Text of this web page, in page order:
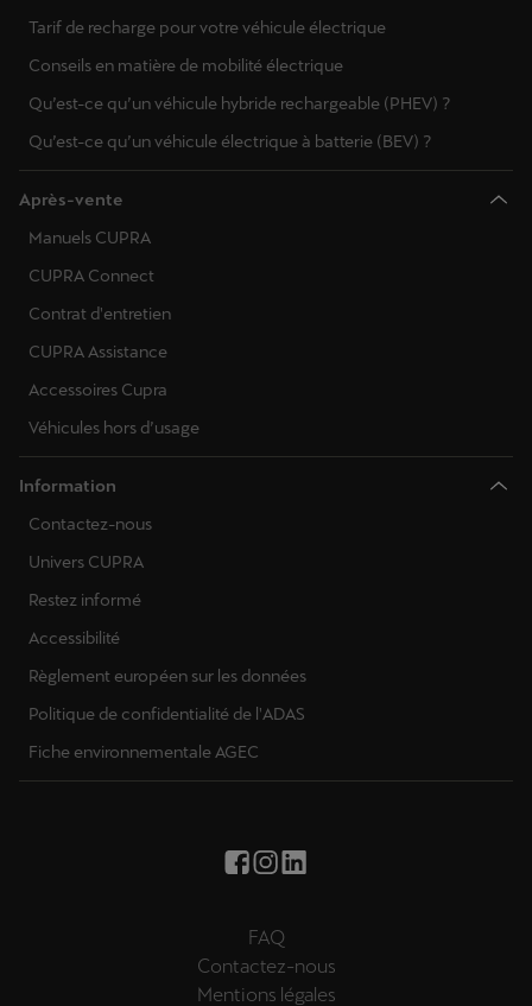
Tarif de recharge pour votre véhicule électrique
Conseils en matière de mobilité électrique
Qu’est-ce qu’un véhicule hybride rechargeable (PHEV) ?
Qu’est-ce qu’un véhicule électrique à batterie (BEV) ?
Après-vente
Manuels CUPRA
CUPRA Connect
Contrat d'entretien
CUPRA Assistance
Accessoires Cupra
Véhicules hors d’usage
Information
Contactez-nous
Univers CUPRA
Restez informé
Accessibilité
Règlement européen sur les données
Politique de confidentialité de l'ADAS
Fiche environnementale AGEC
FAQ
Contactez-nous
Mentions légales